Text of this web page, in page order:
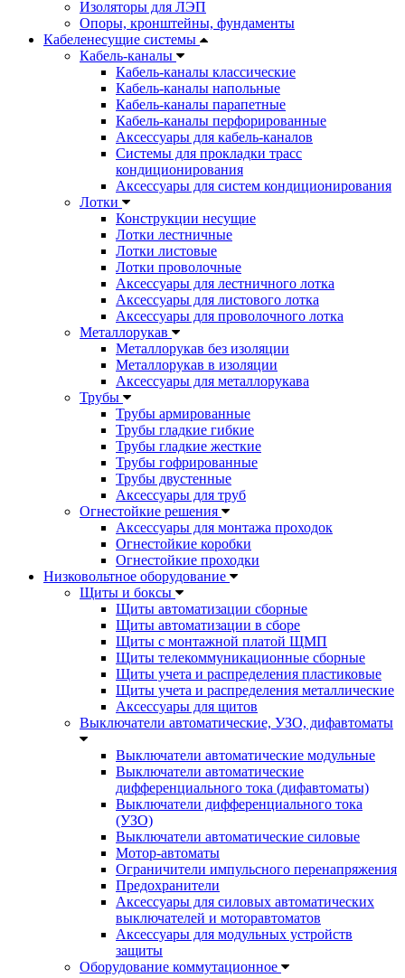
Изоляторы для ЛЭП
Опоры, кронштейны, фундаменты
Кабеленесущие системы
Кабель-каналы
Кабель-каналы классические
Кабель-каналы напольные
Кабель-каналы парапетные
Кабель-каналы перфорированные
Аксессуары для кабель-каналов
Системы для прокладки трасс
кондиционирования
Аксессуары для систем кондиционирования
Лотки
Конструкции несущие
Лотки лестничные
Лотки листовые
Лотки проволочные
Аксессуары для лестничного лотка
Аксессуары для листового лотка
Аксессуары для проволочного лотка
Металлорукав
Металлорукав без изоляции
Металлорукав в изоляции
Аксессуары для металлорукава
Трубы
Трубы армированные
Трубы гладкие гибкие
Трубы гладкие жесткие
Трубы гофрированные
Трубы двустенные
Аксессуары для труб
Огнестойкие решения
Аксессуары для монтажа проходок
Огнестойкие коробки
Огнестойкие проходки
Низковольтное оборудование
Щиты и боксы
Щиты автоматизации сборные
Щиты автоматизации в сборе
Щиты с монтажной платой ЩМП
Щиты телекоммуникационные сборные
Щиты учета и распределения пластиковые
Щиты учета и распределения металлические
Аксессуары для щитов
Выключатели автоматические, УЗО, дифавтоматы
Выключатели автоматические модульные
Выключатели автоматические
дифференциального тока (дифавтоматы)
Выключатели дифференциального тока
(УЗО)
Выключатели автоматические силовые
Мотор-автоматы
Ограничители импульсного перенапряжения
Предохранители
Аксессуары для силовых автоматических
выключателей и моторавтоматов
Аксессуары для модульных устройств
защиты
Оборудование коммутационное